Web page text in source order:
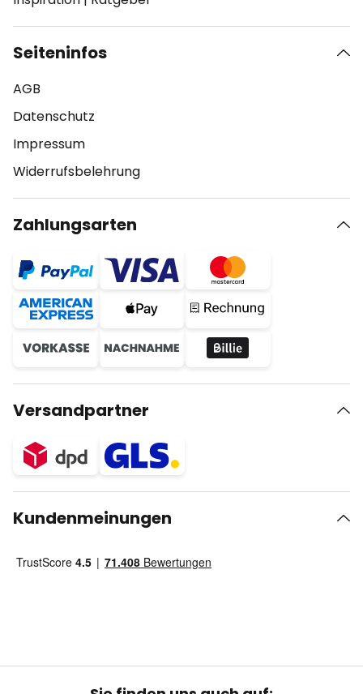
Seiteninfos
AGB
Datenschutz
Impressum
Widerrufsbelehrung
Zahlungsarten
Versandpartner
Kundenmeinungen